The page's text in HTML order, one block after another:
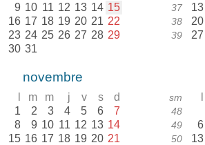
9 10 11 12 13 14 15
16 17 18 19 20 21 22
23 24 25 26 27 28 29
30 31
37 13
38 20
39 27
novembre
m m j v s d
1 2 3 4 5 6 7
8 9 10 11 12 13 14
15 16 17 18 19 20 21
sm
48
49 6
50 13